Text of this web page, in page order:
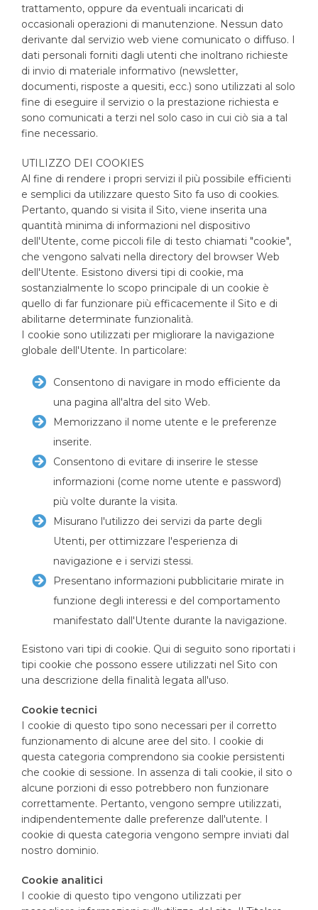
trattamento, oppure da eventuali incaricati di
occasionali operazioni di manutenzione. Nessun dato
derivante dal servizio web viene comunicato o diffuso. I
dati personali forniti dagli utenti che inoltrano richieste
di invio di materiale informativo (newsletter,
documenti, risposte a quesiti, ecc.) sono utilizzati al solo
fine di eseguire il servizio o la prestazione richiesta e
sono comunicati a terzi nel solo caso in cui ciò sia a tal
fine necessario.
UTILIZZO DEI COOKIES
Al fine di rendere i propri servizi il più possibile efficienti
e semplici da utilizzare questo Sito fa uso di cookies.
Pertanto, quando si visita il Sito, viene inserita una
quantità minima di informazioni nel dispositivo
dell'Utente, come piccoli file di testo chiamati "cookie",
che vengono salvati nella directory del browser Web
dell'Utente. Esistono diversi tipi di cookie, ma
sostanzialmente lo scopo principale di un cookie è
quello di far funzionare più efficacemente il Sito e di
abilitarne determinate funzionalità.
I cookie sono utilizzati per migliorare la navigazione
globale dell'Utente. In particolare:
Consentono di navigare in modo efficiente da
una pagina all'altra del sito Web.
Memorizzano il nome utente e le preferenze
inserite.
Consentono di evitare di inserire le stesse
informazioni (come nome utente e password)
più volte durante la visita.
Misurano l'utilizzo dei servizi da parte degli
Utenti, per ottimizzare l'esperienza di
navigazione e i servizi stessi.
Presentano informazioni pubblicitarie mirate in
funzione degli interessi e del comportamento
manifestato dall'Utente durante la navigazione.
Esistono vari tipi di cookie. Qui di seguito sono riportati i
tipi cookie che possono essere utilizzati nel Sito con
una descrizione della finalità legata all'uso.
Cookie tecnici
I cookie di questo tipo sono necessari per il corretto
funzionamento di alcune aree del sito. I cookie di
questa categoria comprendono sia cookie persistenti
che cookie di sessione. In assenza di tali cookie, il sito o
alcune porzioni di esso potrebbero non funzionare
correttamente. Pertanto, vengono sempre utilizzati,
indipendentemente dalle preferenze dall'utente. I
cookie di questa categoria vengono sempre inviati dal
nostro dominio.
Cookie analitici
I cookie di questo tipo vengono utilizzati per